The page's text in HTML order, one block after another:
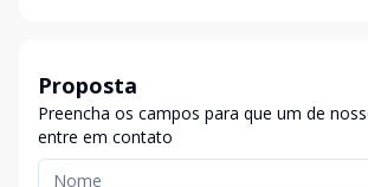
Proposta
Preencha os campos para que um de
entre em contato